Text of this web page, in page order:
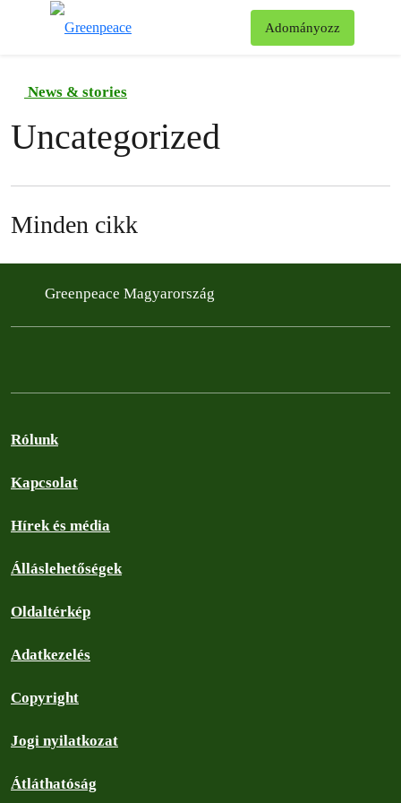
Adományozz
News & stories
Uncategorized
Minden cikk
Greenpeace Magyarország
Rólunk
Kapcsolat
Hírek és média
Álláslehetőségek
Oldaltérkép
Adatkezelés
Copyright
Jogi nyilatkozat
Átláthatóság